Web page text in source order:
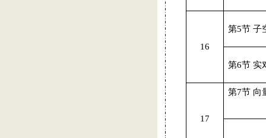
16
第5节 子
第6节 实
17
第7节 向